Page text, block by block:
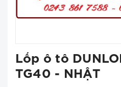
Lốp ô tô
TG40 - NHẬT